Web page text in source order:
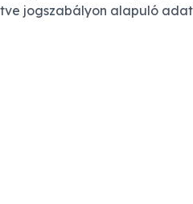
jogszabályon alapuló